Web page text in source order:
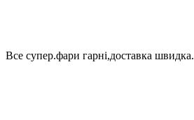
Все супер.фари гарні,доставка швидка.